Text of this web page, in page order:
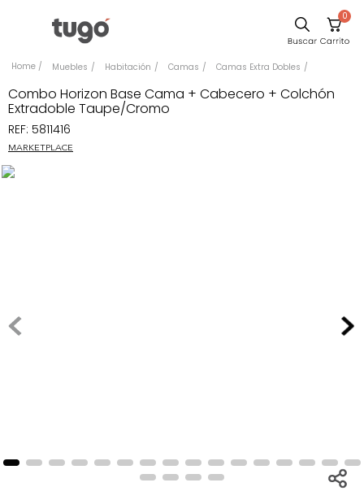
0
Muebles Habitación Camas Camas Extra Dobles
Combo Horizon Base Cama + Cabecero + Colchón
Extradoble Taupe/Cromo
REF: 5811416
MARKETPLACE
Comedor
Escritorio
Silla